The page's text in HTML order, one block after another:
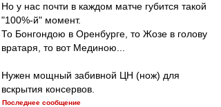
Но у нас почти в каждом матче губится такой
"100%-й" момент.
То Бонгондою в Оренбурге, то Жозе в голову
вратаря, то вот Мединою...
Нужен мощный забивной ЦН (нож) для
вскрытия консервов.
Последнее сообщение